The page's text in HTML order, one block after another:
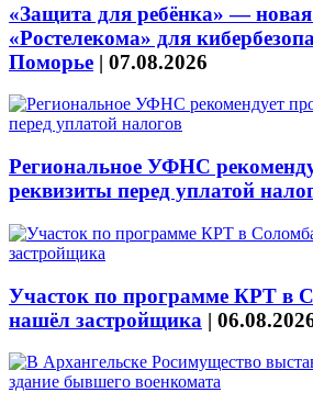
«Защита для ребёнка» —
«Ростелекома» для
Поморье | 07.08.2026
Региональное УФНС
реквизиты перед уплатой
Участок по программе КРТ в
нашёл застройщика |